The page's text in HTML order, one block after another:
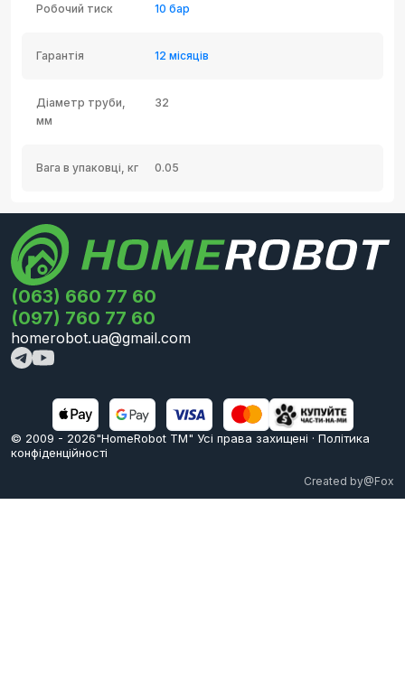
Робочий тиск 10 бар
Гарантія 12 місяців
Діаметр труби,
мм
32
Вага в упаковці, кг 0.05
(063) 660 77 60
(097) 760 77 60
homerobot.ua@gmail.com
© 2009 - 2026"HomeRobot ТМ" Усi права захищені · Політика
конфіденційності
Created by@Fox